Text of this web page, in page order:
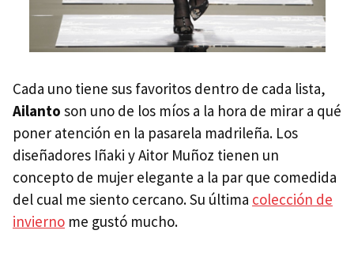
Cada uno tiene sus favoritos dentro de cada lista,
Ailanto son uno de los míos a la hora de mirar a qué
poner atención en la pasarela madrileña. Los
diseñadores Iñaki y Aitor Muñoz tienen un
concepto de mujer elegante a la par que comedida
del cual me siento cercano. Su última colección de
invierno me gustó mucho.